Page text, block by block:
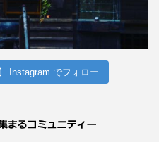
Instagram でフォロー